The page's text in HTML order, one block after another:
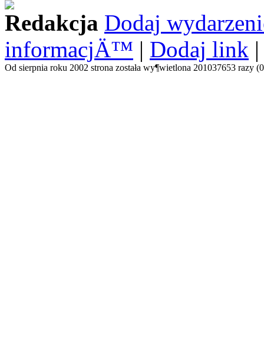
Redakcja Dodaj
informacjÄ™ | Dodaj link
Od sierpnia roku 2002 strona została wy¶wietlona 201037653 razy